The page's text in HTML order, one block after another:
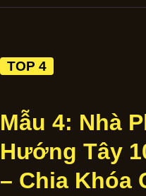
TOP 4
Mẫu 4: Nhà
Hướng Tây
– Chia Khóa